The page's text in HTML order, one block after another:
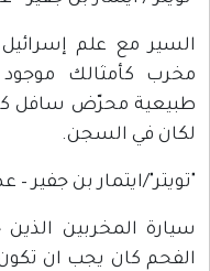
السير مع علم
مخرب كأمثالك
طبيعية محرّض سافل
لكان في السجن.
"تويتر"/ايتمار بن جفير
سيارة المخربين
الفحم كان يجب ان تكون